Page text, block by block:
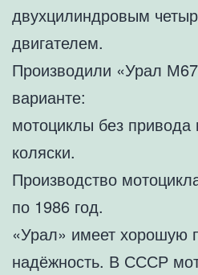
двухцилиндровым
двигателем.
Производили «Урал
варианте:
мотоциклы без привода
коляски.
Производство
по 1986 год.
«Урал» имеет хорошую
надёжность. В СССР